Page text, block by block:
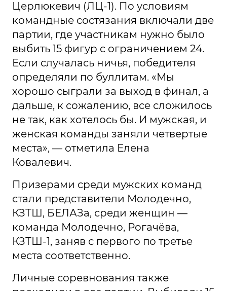
Церлюкевич (ЛЦ-1). По условиям
командные состязания включали две
партии, где участникам нужно было
выбить 15 фигур с ограничением 24.
Если случалась ничья, победителя
определяли по буллитам. «Мы
хорошо сыграли за выход в финал, а
дальше, к сожалению, все сложилось
не так, как хотелось бы. И мужская, и
женская команды заняли четвертые
места», — отметила Елена
Ковалевич.
Призерами среди мужских команд
стали представители Молодечно,
КЗТШ, БЕЛАЗа, среди женщин —
команда Молодечно, Рогачёва,
КЗТШ-1, заняв с первого по третье
места соответственно.
Личные соревнования также